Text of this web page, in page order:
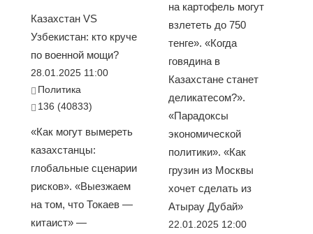
Казахстан VS
Узбекистан: кто круче
по военной мощи?
28.01.2025 11:00
Политика
136 (40833)
«Как могут вымереть
казахстанцы:
глобальные сценарии
рисков». «Выезжаем
на том, что Токаев —
китаист» —
на картофель могут
взлететь до 750
тенге». «Когда
говядина в
Казахстане станет
деликатесом?».
«Парадоксы
экономической
политики». «Как
грузин из Москвы
хочет сделать из
Атырау Дубай»
22.01.2025 12:00